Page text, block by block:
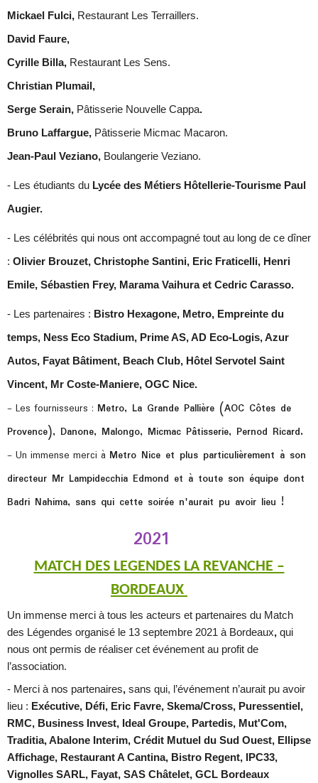
Mickael Fulci, Restaurant Les Terraillers.
David Faure,
Cyrille Billa, Restaurant Les Sens.
Christian Plumail,
Serge Serain, Pâtisserie Nouvelle Cappa.
Bruno Laffargue, Pâtisserie Micmac Macaron.
Jean-Paul Veziano, Boulangerie Veziano.
- Les étudiants du Lycée des Métiers Hôtellerie-Tourisme Paul
Augier.
- Les célébrités qui nous ont accompagné tout au long de ce dîner
: Olivier Brouzet, Christophe Santini, Eric Fraticelli, Henri
Emile, Sébastien Frey, Marama Vaihura et Cedric Carasso.
- Les partenaires : Bistro Hexagone, Metro, Empreinte du
temps, Ness Eco Stadium, Prime AS, AD Eco-Logis, Azur
Autos, Fayat Bâtiment, Beach Club, Hôtel Servotel Saint
Vincent, Mr Coste-Maniere, OGC Nice.
- Les fournisseurs : Metro, La Grande Pallière (AOC Côtes de
Provence), Danone, Malongo, Micmac Pâtisserie, Pernod Ricard.
- Un immense merci à Metro Nice et plus particulièrement à son
directeur Mr Lampidecchia Edmond et à toute son équipe dont
Badri Nahima, sans qui cette soirée n'aurait pu avoir lieu !
2021
MATCH DES LEGENDES LA REVANCHE –
BORDEAUX
Un immense merci à tous les acteurs et partenaires du Match
des Légendes organisé le 13 septembre 2021 à Bordeaux, qui
nous ont permis de réaliser cet événement au profit de
l’association.
- Merci à nos partenaires, sans qui, l’événement n’aurait pu avoir
lieu : Exécutive, Défi, Eric Favre, Skema/Cross, Puressentiel,
RMC, Business Invest, Ideal Groupe, Partedis, Mut'Com,
Traditia, Abalone Interim, Crédit Mutuel du Sud Ouest, Ellipse
Affichage, Restaurant A Cantina, Bistro Regent, IPC33,
Vignolles SARL, Fayat, SAS Châtelet, GCL Bordeaux